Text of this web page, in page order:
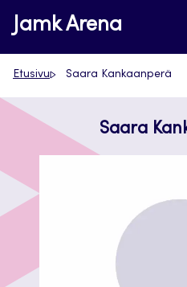
Siirry
suoraan
sisältöön
Jamk Arena
Etusivu Saara Kankaanperä
Saara